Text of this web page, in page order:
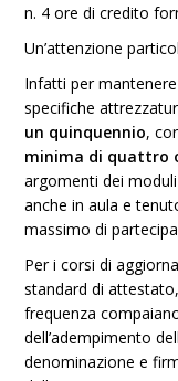
n. 4 ore di credito
Un’attenzione
Infatti per mantenere
specifiche
un quinquennio,
minima di quattro
argomenti dei
anche in aula e
massimo di
Per i corsi di
standard di
frequenza
dell’adempimento
denominazione e